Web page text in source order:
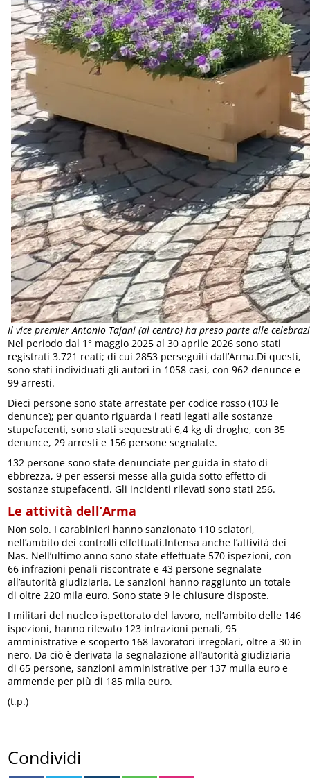
Il vice premier Antonio Tajani (al centro) ha preso parte alle
Nel periodo dal 1° maggio 2025 al 30 aprile 2026 sono stati
registrati 3.721 reati; di cui 2853 perseguiti dall’Arma.Di questi,
sono stati individuati gli autori in 1058 casi, con 962 denunce e
99 arresti.
Dieci persone sono state arrestate per codice rosso (103 le
denunce); per quanto riguarda i reati legati alle sostanze
stupefacenti, sono stati sequestrati 6,4 kg di droghe, con 35
denunce, 29 arresti e 156 persone segnalate.
132 persone sono state denunciate per guida in stato di
ebbrezza, 9 per essersi messe alla guida sotto effetto di
sostanze stupefacenti. Gli incidenti rilevati sono stati 256.
Le attività dell’Arma
Non solo. I carabinieri hanno sanzionato 110 sciatori,
nell’ambito dei controlli effettuati.Intensa anche l’attività dei
Nas. Nell’ultimo anno sono state effettuate 570 ispezioni, con
66 infrazioni penali riscontrate e 43 persone segnalate
all’autorità giudiziaria. Le sanzioni hanno raggiunto un totale
di oltre 220 mila euro. Sono state 9 le chiusure disposte.
I militari del nucleo ispettorato del lavoro, nell’ambito delle 146
ispezioni, hanno rilevato 123 infrazioni penali, 95
amministrative e scoperto 168 lavoratori irregolari, oltre a 30 in
nero. Da ciò è derivata la segnalazione all’autorità giudiziaria
di 65 persone, sanzioni amministrative per 137 muila euro e
ammende per più di 185 mila euro.
(t.p.)
Condividi